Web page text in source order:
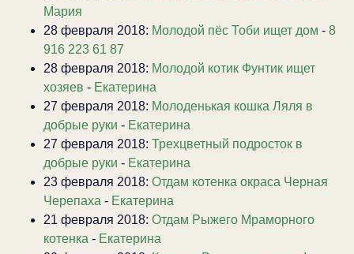
Мария
28 февраля 2018: Молодой пёс Тоби ищет дом - 8
916 223 61 87
28 февраля 2018: Молодой котик Фунтик ищет
хозяев - Екатерина
27 февраля 2018: Молоденькая кошка Ляля в
добрые руки - Екатерина
27 февраля 2018: Трехцветный подросток в
добрые руки - Екатерина
23 февраля 2018: Отдам котенка окраса Черная
Черепаха - Екатерина
21 февраля 2018: Отдам Рыжего Мраморного
котенка - Екатерина